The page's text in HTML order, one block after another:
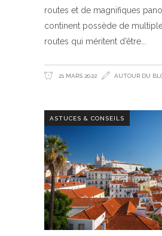
routes et de magnifiques
continent possède de
routes qui méritent d’être
21 MARS 2022 AUTOUR DU
ASTUCES & CONSEILS